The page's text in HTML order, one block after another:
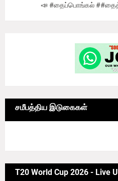
📣 #தைப்பொங்கல்
சமீபத்திய இடுகைகள்
T20 World Cup 2026 - Live